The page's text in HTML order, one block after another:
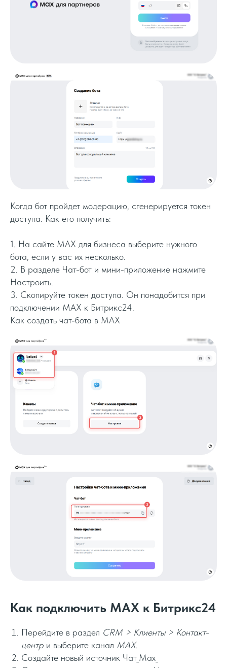
Когда бот пройдет модерацию, сгенерируется токен
доступа. Как его получить:
1. На сайте MAX для бизнеса выберите нужного
бота, если у вас их несколько.
2. В разделе Чат-бот и мини-приложение нажмите
Настроить.
3. Скопируйте токен доступа. Он понадобится при
подключении MAX к Битрикс24.
Как создать чат-бота в MAX
Как подключить MAX к Битрикс24
Перейдите в раздел CRM > Клиенты > Контакт-
центр и выберите канал MAX.
Создайте новый источник Чат_Мах_